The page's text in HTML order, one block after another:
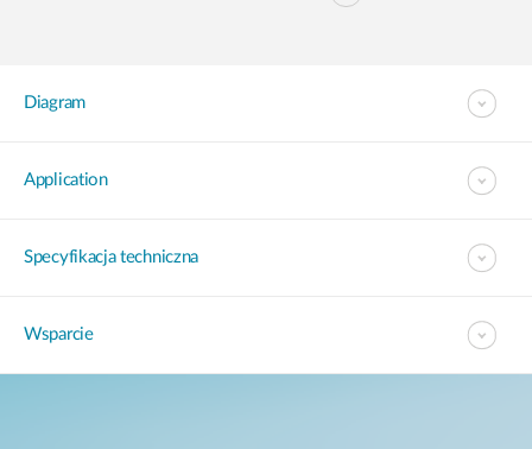
Diagram
Application
Specyfikacja techniczna
Wsparcie